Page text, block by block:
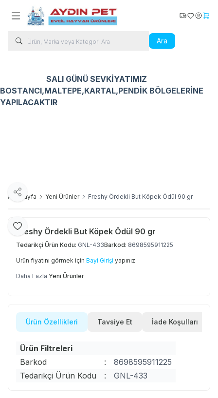
Ara
Kargo Takip
Favorilerim
SALI GÜNÜ SEVKİYATIMIZ
BOSTANCI,MALTEPE,KARTAL,PENDİK BÖLGELERİNE
YAPILACAKTIR
Ana Sayfa Yeni Ürünler Freshy Ördekli But Köpek Ödül 90 gr
Favoriye Ekle
Paylaş
Freshy Ördekli But Köpek Ödül 90 gr
Tedarikçi Ürün Kodu: GNL-433Barkod: 8698595911225
Ürün fiyatını görmek için Bayi Girişi yapınız
Daha Fazla Yeni Ürünler
Ürün Özellikleri Tavsiye Et İade Koşulları
Ürün Filtreleri
Barkod
:
8698595911225
Tedarikçi Ürün Kodu
: GNL-433